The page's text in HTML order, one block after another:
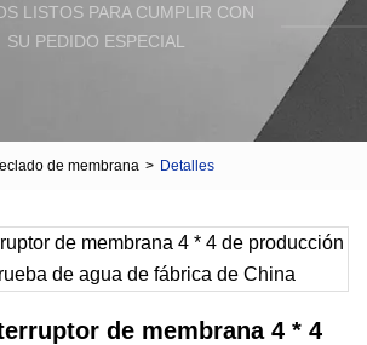
LISTOS PARA CUMPLIR CON
SU PEDIDO ESPECIAL
de membrana > Detalles
de membrana 4 * 4